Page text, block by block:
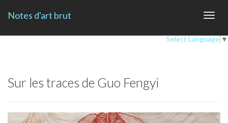
Notes d'art brut
Select Language ▼
Sur les traces de Guo Fengyi